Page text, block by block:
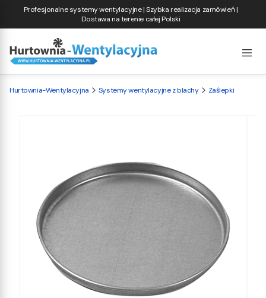
Profesjonalne systemy wentylacyjne | Szybka realizacja zamówień |
Dostawa na terenie całej Polski
Hurtownia-Wentylacyjna Systemy wentylacyjne z blachy Zaślepki